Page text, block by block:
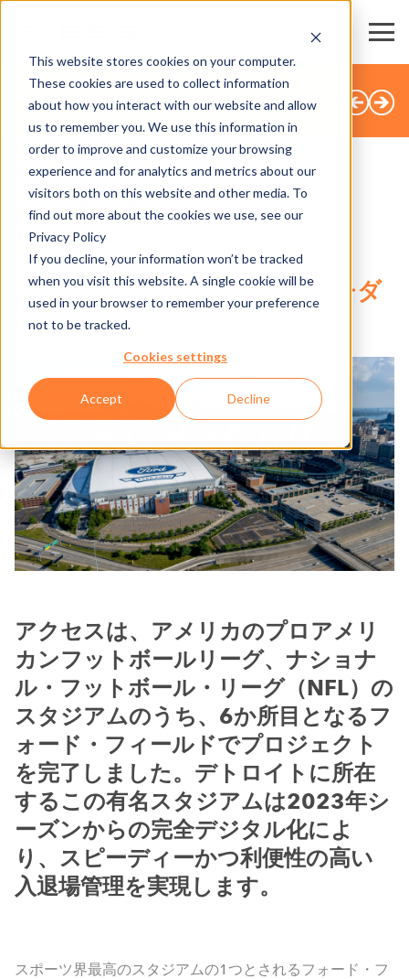
This website stores cookies on your computer.
These cookies are used to collect information
about how you interact with our website and allow
us to remember you. We use this information in
order to improve and customize your browsing
experience and for analytics and metrics about our
visitors both on this website and other media. To
find out more about the cookies we use, see our
Privacy Policy
If you decline, your information won’t be tracked
when you visit this website. A single cookie will be
used in your browser to remember your preference
not to be tracked.
Cookies settings
Accept Decline
すべてのニュース
SHARE
31.01.2024
フォード・フィールドでタッチダ
ウン
アクセスは、アメリカのプロアメリ
カンフットボールリーグ、ナショナ
ル・フットボール・リーグ（NFL）の
スタジアムのうち、6か所目となるフ
ォード・フィールドでプロジェクト
を完了しました。デトロイトに所在
するこの有名スタジアムは2023年シ
ーズンからの完全デジタル化によ
り、スピーディーかつ利便性の高い
入退場管理を実現します。
スポーツ界最高のスタジアムの1つとされるフォード・フ